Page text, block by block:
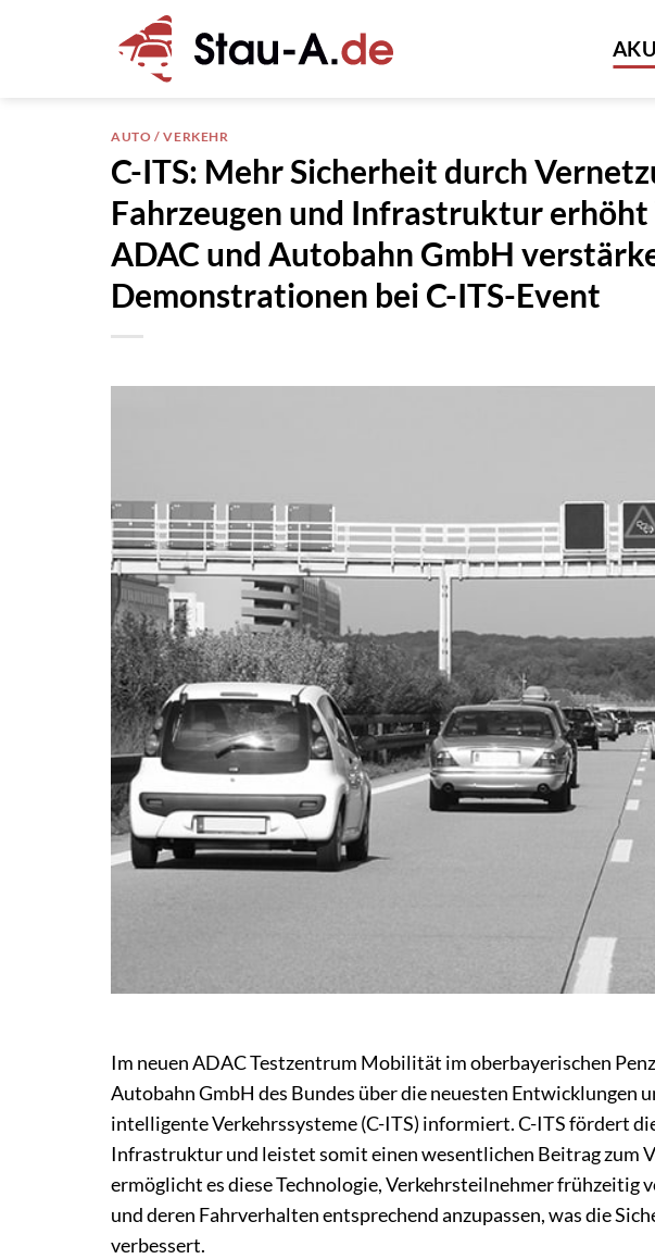
AUTO / VERKEHR
C-ITS: Mehr Sicherheit durch
Fahrzeugen und Infrastruktur
ADAC und Autobahn GmbH
Demonstrationen bei C-ITS-Event
Im neuen ADAC Testzentrum Mobilität im oberbayerischen
Autobahn GmbH des Bundes über die neuesten Entwicklungen
intelligente Verkehrssysteme (C-ITS) informiert. C-ITS fördert
Infrastruktur und leistet somit einen wesentlichen Beitrag zum
ermöglicht es diese Technologie, Verkehrsteilnehmer frühzeitig
und deren Fahrverhalten entsprechend anzupassen, was die
verbessert.